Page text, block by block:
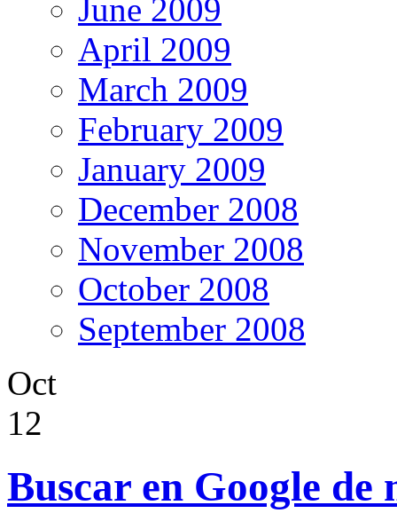
June 2009
April 2009
March 2009
February 2009
January 2009
December 2008
November 2008
October 2008
September 2008
Oct
12
Buscar en Google de